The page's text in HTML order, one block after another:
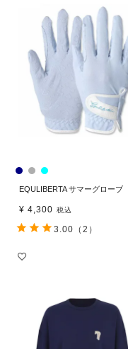
EQULIBERTA サマーグローブ
¥ 4,300 税込
3.00 （2）